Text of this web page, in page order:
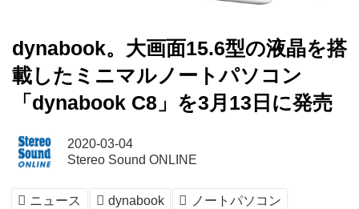
dynabook。大画面15.6型の液晶を搭
載したミニマルノートパソコン
「dynabook C8」を3月13日に発売
2020-03-04
Stereo Sound ONLINE
ニュース dynabook
ノートパソコン